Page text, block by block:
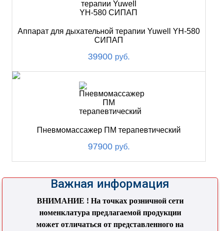
Аппарат для дыхательной терапии Yuwell YH-580
СИПАП
39900 руб.
Пневмомассажер ПМ терапевтический
97900 руб.
Важная информация
ВНИМАНИЕ ! На точках розничной сети
номенклатура предлагаемой продукции
может отличаться от представленного на